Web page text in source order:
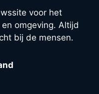
voor het
omgeving. Altijd
bij de mensen.